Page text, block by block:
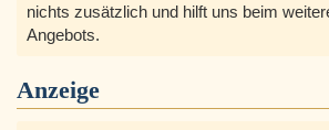
nichts zusätzlich und hilft uns beim
Angebots.
Anzeige